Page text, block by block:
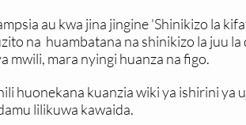
au kwa jina jingine 'Shinikizo la
na huambatana na shinikizo la juu
mwili, mara nyingi huanza na figo.
huonekana kuanzia wiki ya ishirini ya
lilikuwa kawaida.